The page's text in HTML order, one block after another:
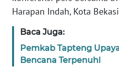
Harapan Indah, Kota
Baca Juga:
Pemkab Tapteng
Bencana Terpenuhi
JAMBI
WN
WN